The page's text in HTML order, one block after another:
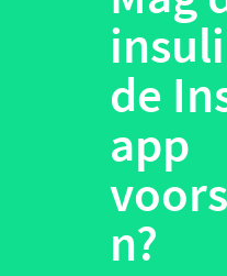
de
app
n?